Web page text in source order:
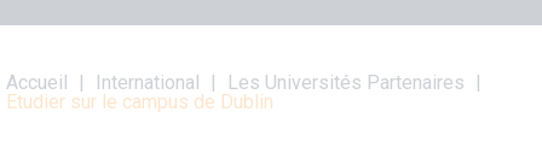
Fil
d'Ariane
Accueil International
Les Universités Partenaires
Etudier sur le campus de Dublin